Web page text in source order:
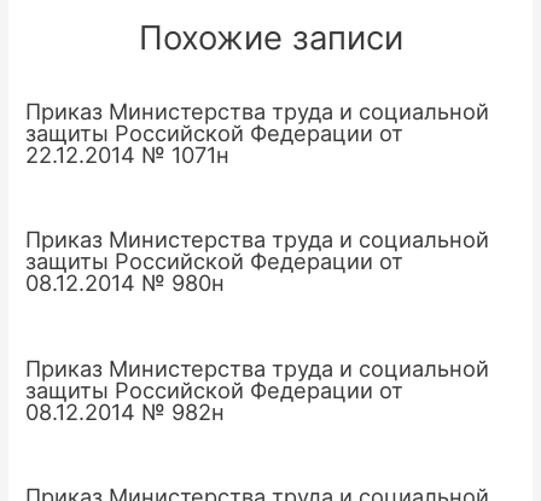
Похожие записи
Приказ Министерства труда и социальной
защиты Российской Федерации от
22.12.2014 № 1071н
Приказ Министерства труда и социальной
защиты Российской Федерации от
08.12.2014 № 980н
Приказ Министерства труда и социальной
защиты Российской Федерации от
08.12.2014 № 982н